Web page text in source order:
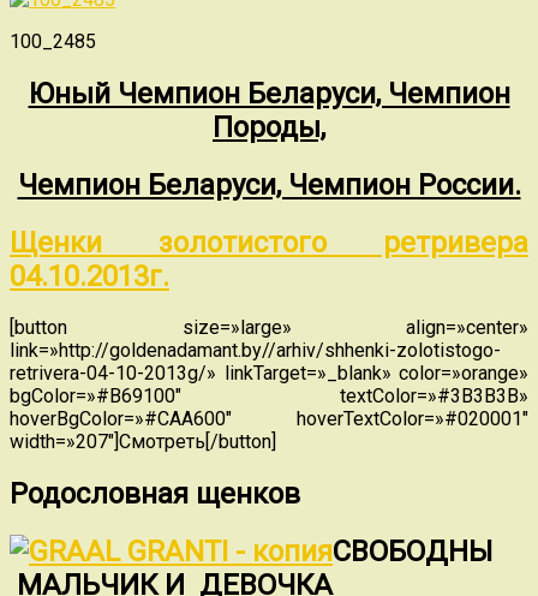
100_2485
Юный Чемпион Беларуси, Чемпион
Породы,
Чемпион Беларуси, Чемпион России.
Щенки золотистого ретривера
04.10.2013г.
[button size=»large» align=»center»
link=»http://goldenadamant.by//arhiv/shhenki-zolotistogo-
retrivera-04-10-2013g/» linkTarget=»_blank» color=»orange»
bgColor=»#B69100″ textColor=»#3B3B3B»
hoverBgColor=»#CAA600″ hoverTextColor=»#020001″
width=»207″]Смотреть[/button]
Родословная щенков
СВОБОДНЫ
МАЛЬЧИК И ДЕВОЧКА